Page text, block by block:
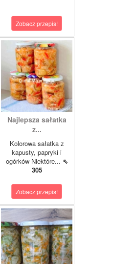
Zobacz przepis!
Najlepsza sałatka
z...
Kolorowa sałatka z
kapusty, papryki i
ogórków Niektóre... ⇖
305
Zobacz przepis!